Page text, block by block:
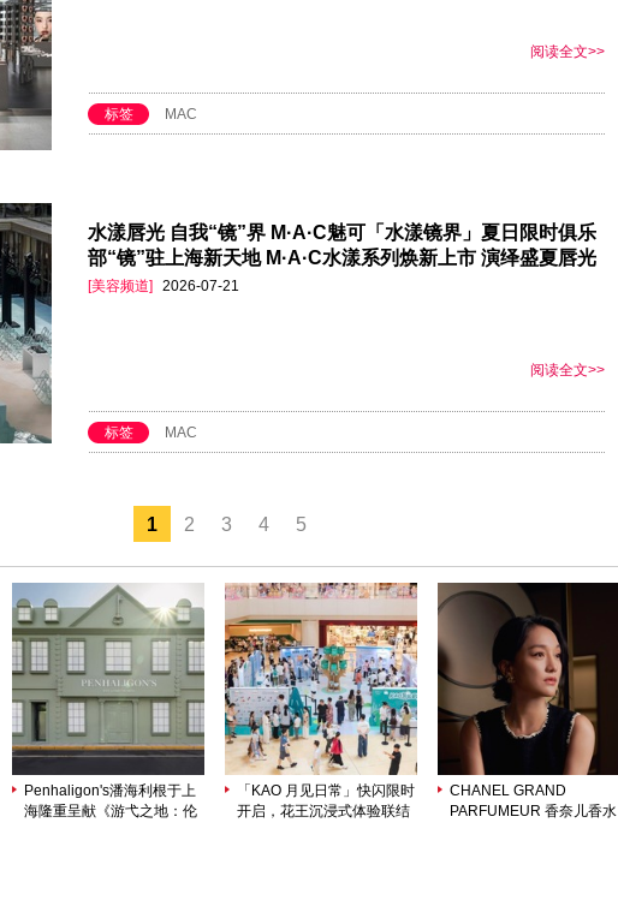
阅读全文>>
标签 MAC
水漾唇光 自我“镜”界 M·A·C魅可「水漾镜界」夏日限时俱乐
部“镜”驻上海新天地 M·A·C水漾系列焕新上市 演绎盛夏唇光
[美容频道] 2026-07-21
阅读全文>>
标签 MAC
1 2 3 4 5
Penhaligon's潘海利根于上
海隆重呈献《游弋之地：伦
「KAO 月见日常」快闪限时
开启，花王沉浸式体验联结
CHANEL GRAND
PARFUMEUR 香奈儿香水